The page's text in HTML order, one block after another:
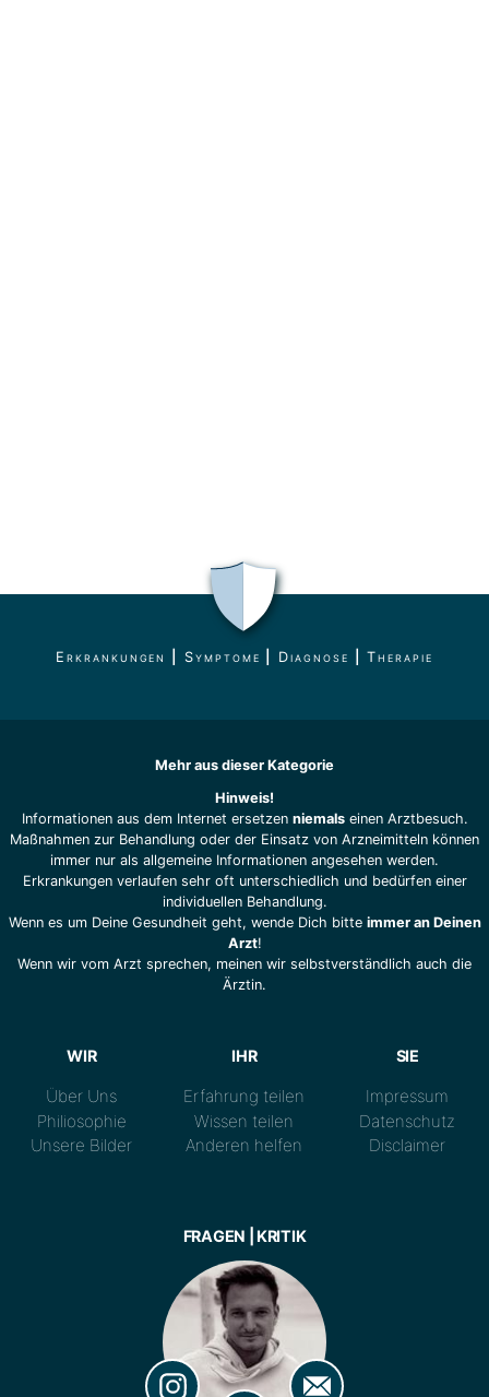
Erkrankungen Symptome Diagnose |Therapie
Mehr aus dieser Kategorie
Hinweis!
Informationen aus dem Internet ersetzen niemalseinen Arztbesuch.
Maßnahmen zur Behandlung oder der Einsatz von Arzneimitteln können
immer nur als allgemeine Informationen angesehen werden.
Erkrankungen verlaufen sehr oft unterschiedlich und bedürfen einer
individuellen Behandlung.
Wenn es um Deine Gesundheit geht, wende Dich bitte immer an Deinen
Arzt!
Wenn wir vom Arzt sprechen, meinen wir selbstverständlich auch die
Ärztin.
WIR
Über Uns
Philiosophie
Unsere Bilder
IHR
Erfahrung teilen
Wissen teilen
Anderen helfen
SIE
Impressum
Datenschutz
Disclaimer
FRAGEN | KRITIK